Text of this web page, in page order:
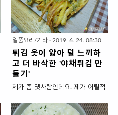
비 ( 2인분 ) ▣ 주재료 : 북어 (또는
황태) 2종이컵, 튀김가루..
바삭 바삭 : 튀김가루보다 더 바삭한
전분옷을 입혀 튀겼지요. 쫀득 쫀득
: 물엿과 전분이 씹을 수록 쫀득하
게!! 부들 부들 : 바삭하게 시작해서
속살을 만나는 순간! 부드럽게 마무
리~ '강정'이라고 하면 매콤한 닭강
정이 떠오를텐데요. 아이들도 잘 먹
을 수 있게 간장으로 순하게 양념해
요즘 개학은 했다고 하나~ 집에 있
일품요리/기타 · 2019. 6. 24. 08:30
튀김 옷이 얇아 덜 느끼하
고 더 바삭한 '야채튀김 만
들기'
제가 좀 옛사람인데요. 제가 어릴적
데 요즘은 잘 못본 것 같아요. 주로